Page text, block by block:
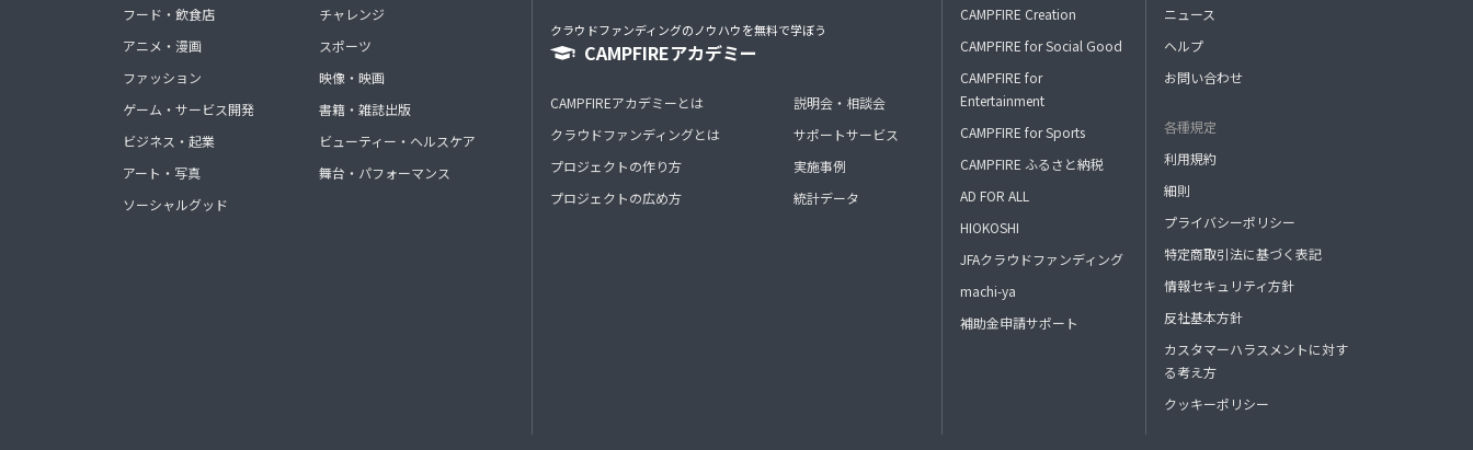
フード・飲食店
アニメ・漫画
ファッション
ゲーム・サービス開発
ビジネス・起業
アート・写真
ソーシャルグッド
チャレンジ
スポーツ
映像・映画
書籍・雑誌出版
ビューティー・ヘルスケア
舞台・パフォーマンス
クラウドファンディングのノウハウを無料で学ぼう
CAMPFIREアカデミー
CAMPFIREアカデミーとは
クラウドファンディングとは
プロジェクトの作り方
プロジェクトの広め方
説明会・相談会
サポートサービス
実施事例
統計データ
CAMPFIRE Creation
CAMPFIRE for Social Good
CAMPFIRE for
Entertainment
CAMPFIRE for Sports
CAMPFIRE ふるさと納税
AD FOR ALL
HIOKOSHI
JFAクラウドファンディング
machi-ya
補助金申請サポート
ニュース
ヘルプ
お問い合わせ
各種規定
利用規約
細則
プライバシーポリシー
特定商取引法に基づく表記
情報セキュリティ方針
反社基本方針
カスタマーハラスメントに対す
る考え方
クッキーポリシー